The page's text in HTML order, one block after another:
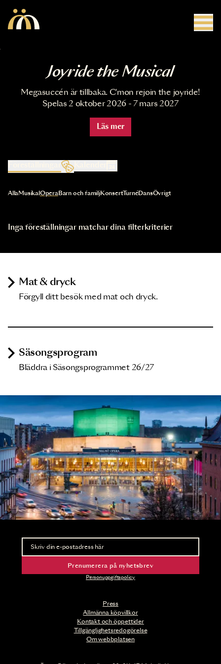
Joyride the Musical
Megasuccén är tillbaka. C'mon rejoin the joyride!
Spelas 2 oktober 2026 - 7 mars 2027
Läs mer
Kalender
Val av kategori uppdaterar innehållet automatiskt
AllaMusikal OperaBarn och familjKonsertTurnéDansÖvrigt
Inga föreställningar matchar dina filterkriterier
Mat & dryck
Förgyll ditt besök med mat och dryck.
Säsongsprogram
Bläddra i Säsongsprogrammet 26/27
Press
Allmänna köpvillkor
Kontakt och öppettider
Tillgänglighetsredogörelse
Om webbplatsen
Nyhetsbrev
Ta del av förhandsinformation och biljettsläpp.
Prenumerera på nyhetsbrev
Personuppgiftspolicy